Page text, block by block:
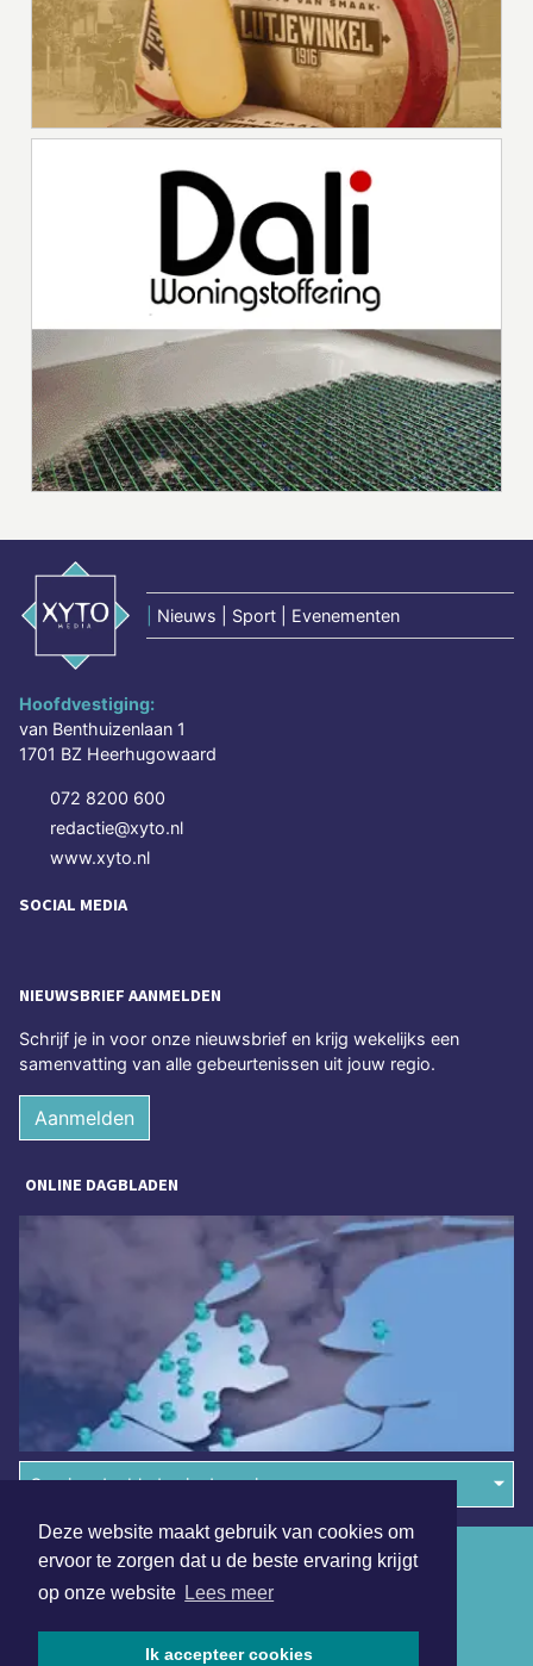
Deze website maakt gebruik van cookies om
ervoor te zorgen dat u de beste ervaring krijgt
op onze website Lees meer
Ik accepteer cookies
Nieuws | Sport | Evenementen
Hoofdvestiging:
van Benthuizenlaan 1
1701 BZ Heerhugowaard
072 8200 600
redactie@xyto.nl
www.xyto.nl
SOCIAL MEDIA
NIEUWSBRIEF AANMELDEN
Schrijf je in voor onze nieuwsbrief en krijg wekelijks een
samenvatting van alle gebeurtenissen uit jouw regio.
Aanmelden
ONLINE DAGBLADEN
Overige dagbladen in de regio
Algemene voorwaarden
Disclaimer